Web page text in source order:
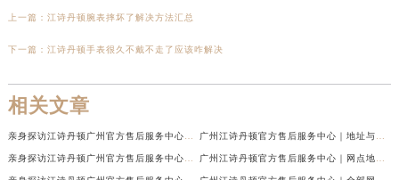
上一篇： 江诗丹顿腕表摔坏了解决方法汇总
下一篇： 江诗丹顿手表很久不戴不走了应该咋解决
相关文章
亲身探访江诗丹顿广州官方售后服务中心｜最新网点地址及热线（2026年7月最新） 广州江诗丹顿官方售后服务中心｜地址与官方电话权威信息公示（2026年7月最新）
亲身探访江诗丹顿广州官方售后服务中心｜热线电话与网点地址（2026年7月最新） 广州江诗丹顿官方售后服务中心｜网点地址与热线权威信息公示（2026年7月最新）